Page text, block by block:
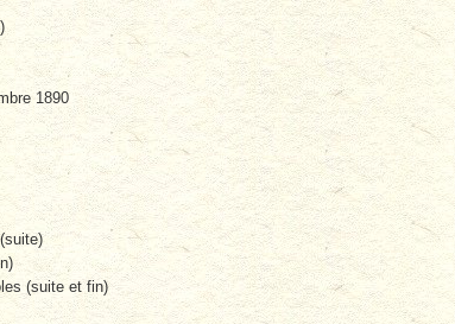
1890
(suite et fin)